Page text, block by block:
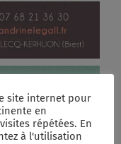
site internet pour
en
répétées. En
à l'utilisation